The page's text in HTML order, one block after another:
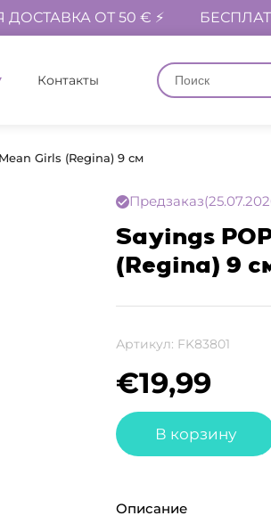
ОТ 50 € ⚡
Контакты
Girls (Regina) 9 см
Предзаказ
Sayings
(Regina) 9
Артикул: FK83801
€19,99
В корзину
Описание